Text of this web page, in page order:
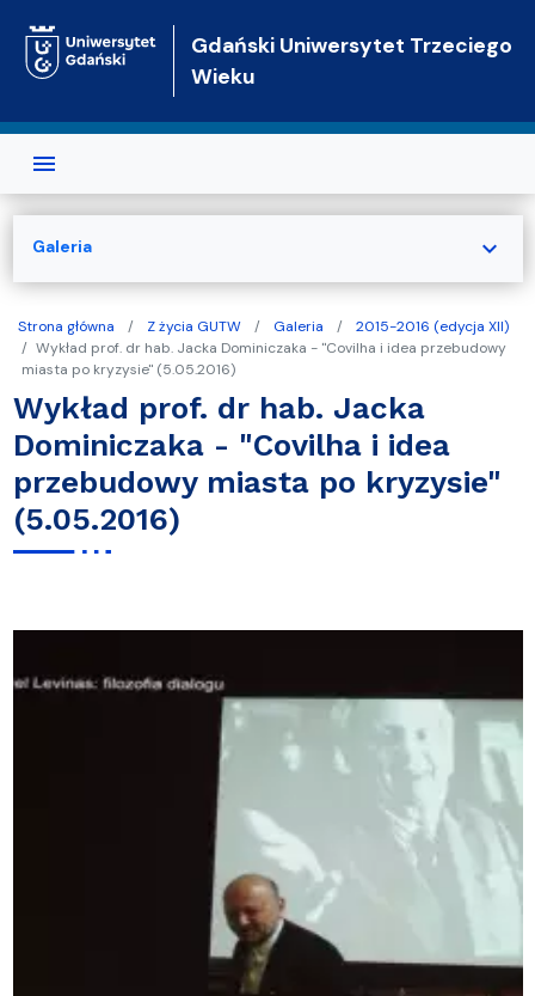
Gdański Uniwersytet Trzeciego
Wieku
Strona główna Z życia GUTW Galeria
2015-2016 (edycja XII)
Wykład prof. dr hab. Jacka Dominiczaka - "Covilha i idea przebudowy
miasta po kryzysie" (5.05.2016)
Wykład prof. dr hab. Jacka
Dominiczaka - "Covilha i idea
przebudowy miasta po kryzysie"
(5.05.2016)
Galeria expand_more